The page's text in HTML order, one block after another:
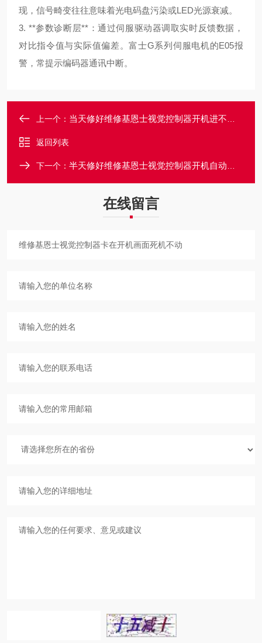
现，信号畸变往往意味着光电码盘污染或LED光源衰减。
3. **参数诊断层**：通过伺服驱动器调取实时反馈数据，
对比指令值与实际值偏差。富士G系列伺服电机的E05报
警，常提示编码器通讯中断。
上一个： 当天修好维修基恩士视觉控制器开机进不去系统界面
返回列表
下一个： 半天修好维修基恩士视觉控制器开机自动反复的重启
在线留言